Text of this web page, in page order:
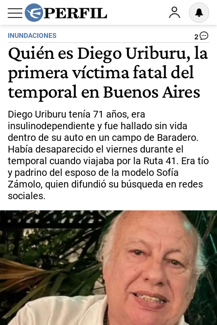
INUNDACIONES 2
Quién es Diego Uriburu, la
primera víctima fatal del
temporal en Buenos Aires
Diego Uriburu tenía 71 años, era
insulinodependiente y fue hallado sin vida
dentro de su auto en un campo de Baradero.
Había desaparecido el viernes durante el
temporal cuando viajaba por la Ruta 41. Era tío
y padrino del esposo de la modelo Sofía
Zámolo, quien difundió su búsqueda en redes
sociales.